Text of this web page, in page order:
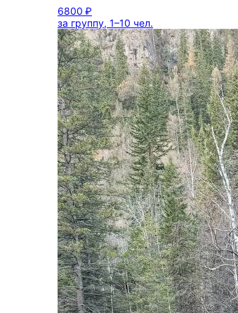
6800 ₽
за группу, 1–10 чел.